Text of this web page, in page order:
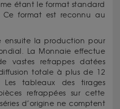
étant le format standard
format est reconnu au
ensuite la production pour
La Monnaie effectue
vastes refrappes datées
totale à plus de 12
Les tableaux des tirages
refrappées sur cette
d’origine ne comptent